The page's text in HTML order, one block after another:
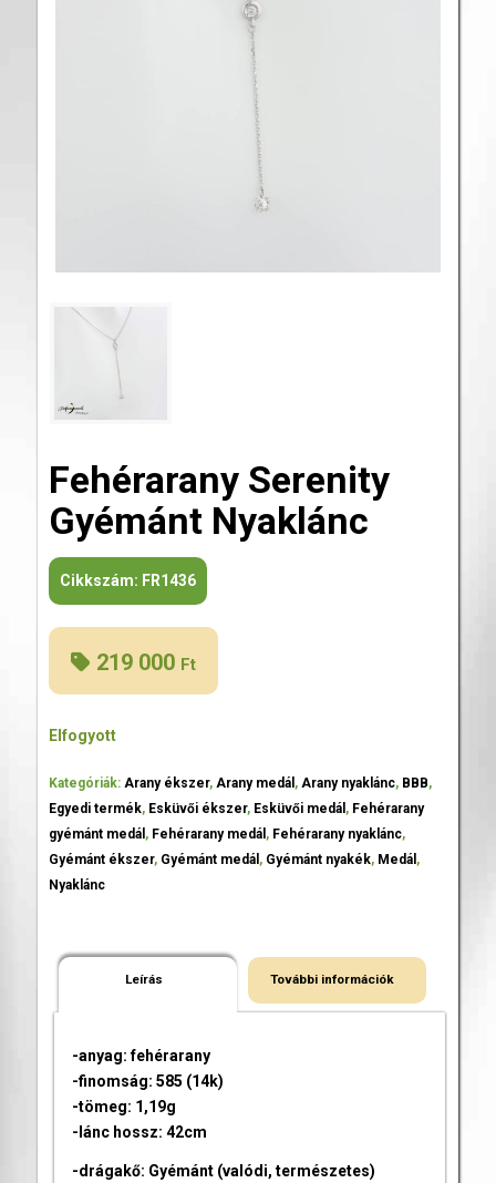
Fehérarany Serenity
Gyémánt Nyaklánc
Cikkszám: FR1436
219 000 Ft
Elfogyott
Kategóriák: Arany ékszer, Arany medál , Arany nyaklánc, BBB,
Egyedi termék, Esküvői ékszer, Esküvői medál , Fehérarany
gyémánt medál , Fehérarany medál , Fehérarany nyaklánc,
Gyémánt ékszer, Gyémánt medál , Gyémánt nyakék, Medál ,
Nyaklánc
Leírás További információk
-anyag: fehérarany
-finomság: 585 (14k)
-tömeg: 1,19g
-lánc hossz: 42cm
-drágakő: Gyémánt (valódi, természetes)